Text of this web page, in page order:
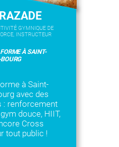
GYMNIQUE DE
INSTRUCTEUR
À SAINT-
à Saint-
avec des
: renforcement
douce, HIIT,
Cross
tout public !